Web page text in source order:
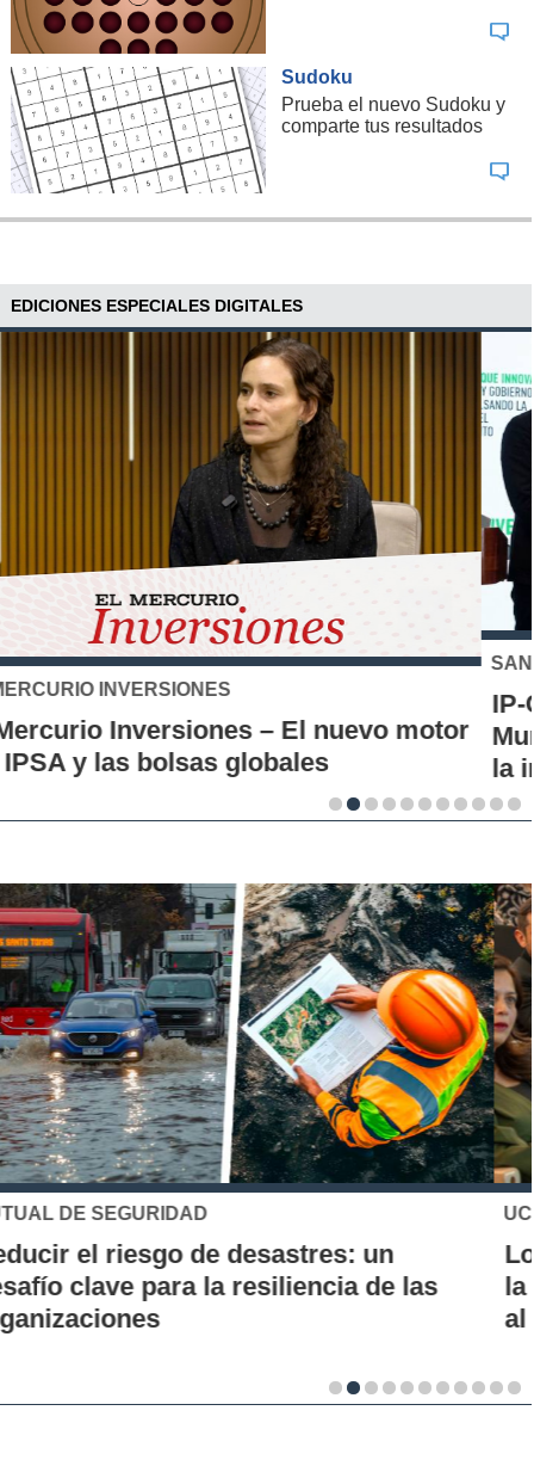
Sudoku
Prueba el nuevo Sudoku y
comparte tus resultados
EDICIONES ESPECIALES DIGITALES
SANTO TOMÁS
IP-CFT Santo Tomás y Red de Hubs
Municipales firman alianza para impulsar
la innovación en los territorios
UC
Los 70 años de la Carrera de Química de
la UC: Conoce su historia, hitos y aporte
al desarrollo científico del país